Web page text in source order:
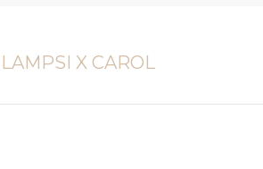
LAMPSI X CAROL